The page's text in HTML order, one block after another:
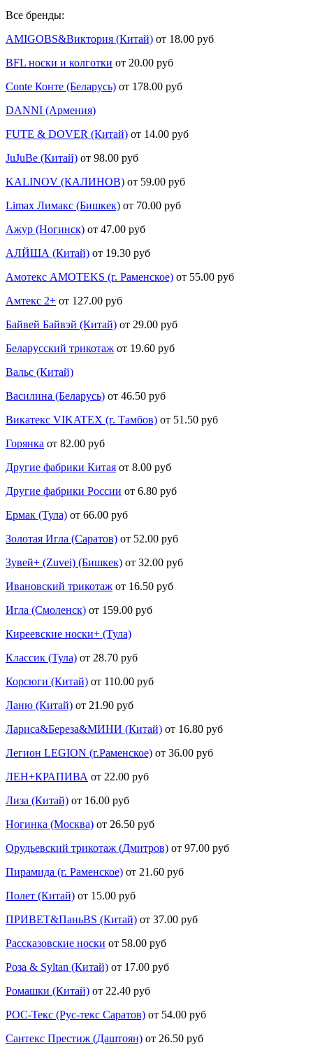
Все бренды:
AMIGOBS&Виктория (Китай) от 18.00 руб
BFL носки и колготки от 20.00 руб
Conte Конте (Беларусь) от 178.00 руб
DANNI (Армения)
FUTE & DOVER (Китай) от 14.00 руб
JuJuBe (Китай) от 98.00 руб
KALINOV (КАЛИНОВ) от 59.00 руб
Limax Лимакс (Бишкек) от 70.00 руб
Ажур (Ногинск) от 47.00 руб
АЛЙША (Китай) от 19.30 руб
Амотекс AMOTEKS (г. Раменское) от 55.00 руб
Амтекс 2+ от 127.00 руб
Байвей Байвэй (Китай) от 29.00 руб
Беларусский трикотаж от 19.60 руб
Вальс (Китай)
Василина (Беларусь) от 46.50 руб
Викатекс VIKATEX (г. Тамбов) от 51.50 руб
Горянка от 82.00 руб
Другие фабрики Китая от 8.00 руб
Другие фабрики России от 6.80 руб
Ермак (Тула) от 66.00 руб
Золотая Игла (Саратов) от 52.00 руб
Зувей+ (Zuvei) (Бишкек) от 32.00 руб
Ивановский трикотаж от 16.50 руб
Игла (Смоленск) от 159.00 руб
Киреевские носки+ (Тула)
Классик (Тула) от 28.70 руб
Корсюги (Китай) от 110.00 руб
Ланю (Китай) от 21.90 руб
Лариса&Береза&МИНИ (Китай) от 16.80 руб
Легион LEGION (г.Раменское) от 36.00 руб
ЛЕН+КРАПИВА от 22.00 руб
Лиза (Китай) от 16.00 руб
Ногинка (Москва) от 26.50 руб
Орудьевский трикотаж (Дмитров) от 97.00 руб
Пирамида (г. Раменское) от 21.60 руб
Полет (Китай) от 15.00 руб
ПРИВЕТ&ПаньBS (Китай) от 37.00 руб
Рассказовские носки от 58.00 руб
Роза & Syltan (Китай) от 17.00 руб
Ромашки (Китай) от 22.40 руб
РОС-Текс (Рус-текс Саратов) от 54.00 руб
Сантекс Престиж (Даштоян) от 26.50 руб